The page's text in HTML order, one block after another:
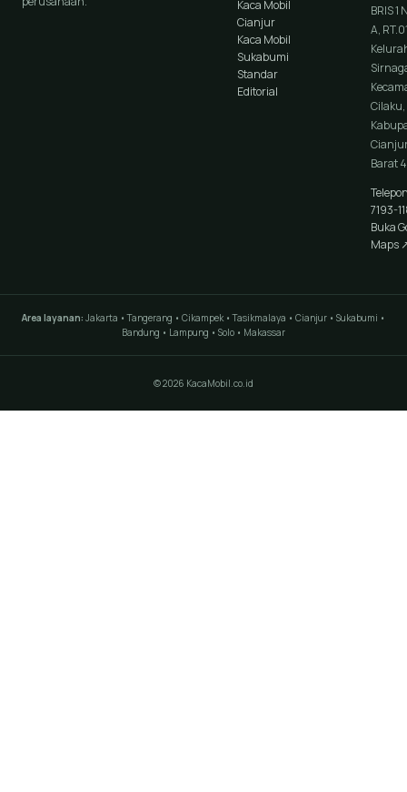
Kaca Mobil
Cianjur
Kaca Mobil
Sukabumi
Standar
Editorial
BRIS 1
A,
Cilaku,
Barat
7193-
Buka
Maps
Area layanan: Jakarta • Tangerang • Cikampek • Tasikmalaya • Cianjur • Sukabumi •
Bandung • Lampung • Solo • Makassar
© 2026 KacaMobil.co.id